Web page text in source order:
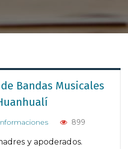
Bandas Musicales
899
y apoderados.